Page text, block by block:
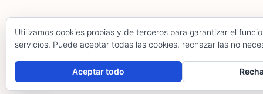
Hola, pincha aquí para abrir el chat.
Utilizamos cookies propias y de terceros para garantizar el
servicios. Puede aceptar todas las cookies, rechazar las no
Aceptar todo